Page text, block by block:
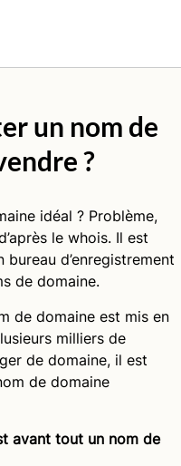
un nom de
?
idéal ? Problème,
le whois. Il est
d’enregistrement
de domaine.
de domaine est mis en
milliers de
de domaine, il est
de domaine
avant tout un nom de